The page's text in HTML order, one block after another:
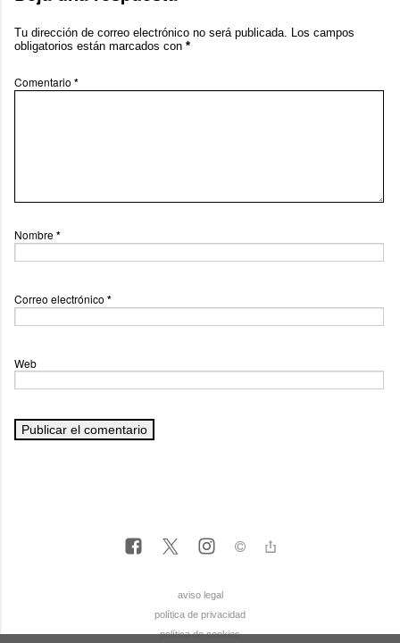
Tu dirección de correo electrónico no será publicada. Los campos
obligatorios están marcados con *
Comentario *
Nombre*
Correo electrónico *
Web
aviso legal
política de privacidad
política de cookies